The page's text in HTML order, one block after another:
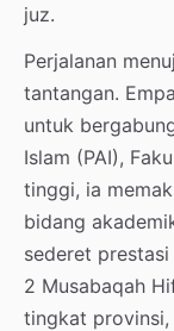
juz.
Perjalanan
tantangan.
untuk
Islam (PAI),
tinggi, ia
bidang
sederet
2 Musabaqah
tingkat